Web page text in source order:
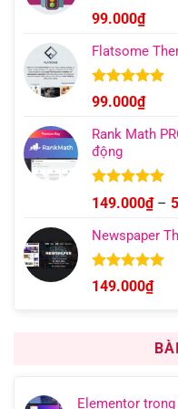
Được xếp
hạng 4.96
5 sao
99.000₫
Flatsome
Được xếp
hạng 4.95
5 sao
99.000₫
Rank Math
động
Được xếp
hạng5.00
5 sao
149.000₫ –
Newspaper
Được xếp
hạng 4.92
149.000₫
Elementor